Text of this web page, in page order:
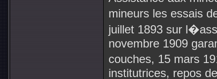
mineurs les essais
juillet 1893 sur
novembre 1909
couches, 15 mars
institutrices, repos